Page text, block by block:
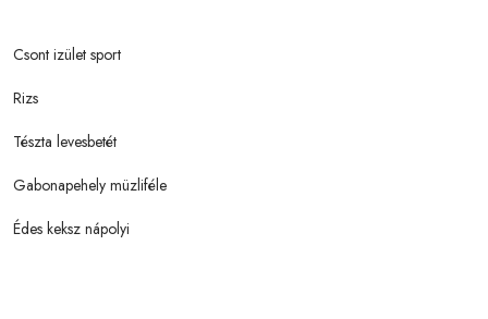
Csont izület sport
Rizs
Tészta levesbetét
Gabonapehely müzliféle
Édes keksz nápolyi